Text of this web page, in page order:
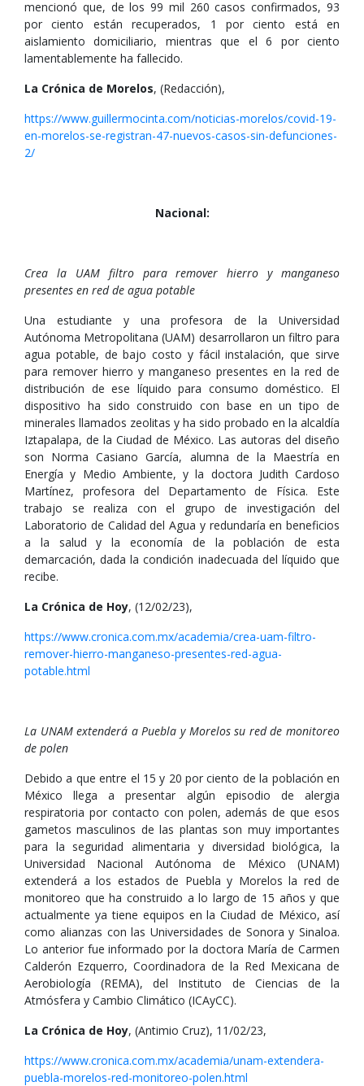
mencionó que, de los 99 mil 260 casos confirmados, 93
por ciento están recuperados, 1 por ciento está en
aislamiento domiciliario, mientras que el 6 por ciento
lamentablemente ha fallecido.
La Crónica de Morelos, (Redacción),
https://www.guillermocinta.com/noticias-morelos/covid-19-
en-morelos-se-registran-47-nuevos-casos-sin-defunciones-
2/
Nacional:
Crea la UAM filtro para remover hierro y manganeso
presentes en red de agua potable
Una estudiante y una profesora de la Universidad
Autónoma Metropolitana (UAM) desarrollaron un filtro para
agua potable, de bajo costo y fácil instalación, que sirve
para remover hierro y manganeso presentes en la red de
distribución de ese líquido para consumo doméstico. El
dispositivo ha sido construido con base en un tipo de
minerales llamados zeolitas y ha sido probado en la alcaldía
Iztapalapa, de la Ciudad de México. Las autoras del diseño
son Norma Casiano García, alumna de la Maestría en
Energía y Medio Ambiente, y la doctora Judith Cardoso
Martínez, profesora del Departamento de Física. Este
trabajo se realiza con el grupo de investigación del
Laboratorio de Calidad del Agua y redundaría en beneficios
a la salud y la economía de la población de esta
demarcación, dada la condición inadecuada del líquido que
recibe.
La Crónica de Hoy, (12/02/23),
https://www.cronica.com.mx/academia/crea-uam-filtro-
remover-hierro-manganeso-presentes-red-agua-
potable.html
La UNAM extenderá a Puebla y Morelos su red de monitoreo
de polen
Debido a que entre el 15 y 20 por ciento de la población en
México llega a presentar algún episodio de alergia
respiratoria por contacto con polen, además de que esos
gametos masculinos de las plantas son muy importantes
para la seguridad alimentaria y diversidad biológica, la
Universidad Nacional Autónoma de México (UNAM)
extenderá a los estados de Puebla y Morelos la red de
monitoreo que ha construido a lo largo de 15 años y que
actualmente ya tiene equipos en la Ciudad de México, así
como alianzas con las Universidades de Sonora y Sinaloa.
Lo anterior fue informado por la doctora María de Carmen
Calderón Ezquerro, Coordinadora de la Red Mexicana de
Aerobiología (REMA), del Instituto de Ciencias de la
Atmósfera y Cambio Climático (ICAyCC).
La Crónica de Hoy, (Antimio Cruz), 11/02/23,
https://www.cronica.com.mx/academia/unam-extendera-
puebla-morelos-red-monitoreo-polen.html